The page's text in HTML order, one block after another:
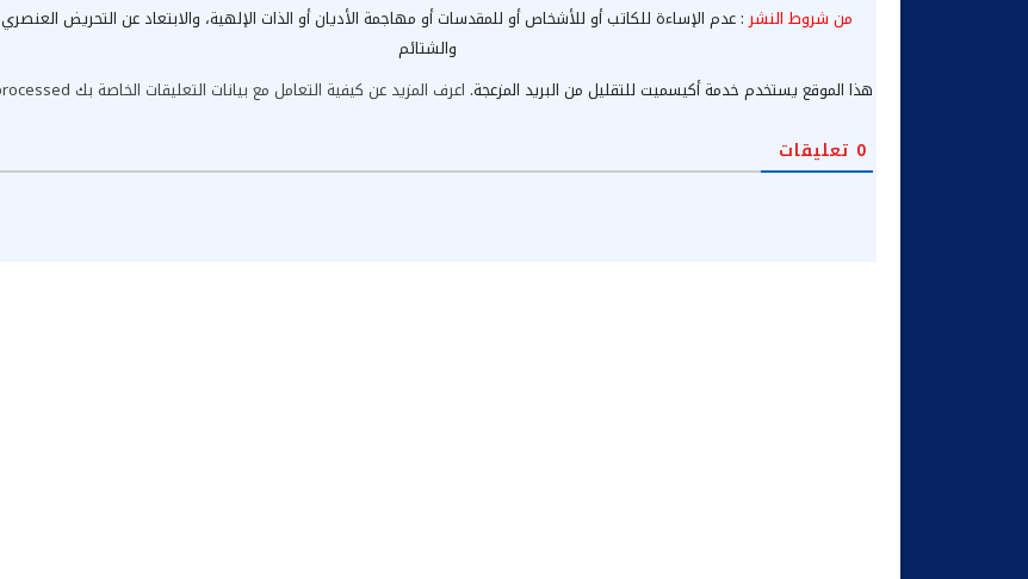
من شروط النشر: عدم الإساءة للكاتب أو للأشخاص أو للمقدسات أو مهاجمة الأديان أو الذات الإلهية، والابتعاد عن التحريض العنصري
والشتائم
هذا الموقع يستخدم خدمة أكيسميت للتقليل من البريد المزعجة. اعرف المزيد عن كيفية التعامل مع بيانات التعليقات الخاصة بك processed
0 تعليقات